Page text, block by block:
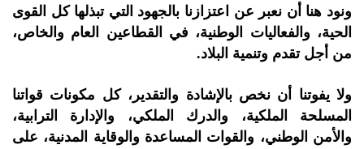
ونود هنا أن نعبر عن اعتزازنا بالجهود التي تبذلها كل القوى
الحية، والفعاليات الوطنية، في القطاعين العام والخاص،
من أجل تقدم وتنمية البلاد.
ولا يفوتنا أن نخص بالإشادة والتقدير، كل مكونات قواتنا
المسلحة الملكية، والدرك الملكي، والإدارة الترابية،
والأمن الوطني، والقوات المساعدة والوقاية المدنية، على